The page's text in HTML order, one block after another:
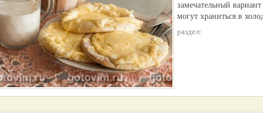
замечательный
могут храниться в
раздел: